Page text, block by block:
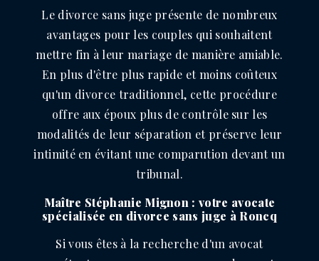
Le divorce sans juge présente de nombreux
avantages pour les couples qui souhaitent
mettre fin à leur mariage de manière amiable.
En plus d'être plus rapide et moins coûteux
qu'un divorce traditionnel, cette procédure
offre aux époux plus de contrôle sur les
modalités de leur séparation et préserve leur
intimité en évitant une comparution devant un
tribunal.
Maître Stéphanie Mignon : votre avocate
spécialisée en divorce sans juge à Roncq
Si vous êtes à la recherche d'un avocat